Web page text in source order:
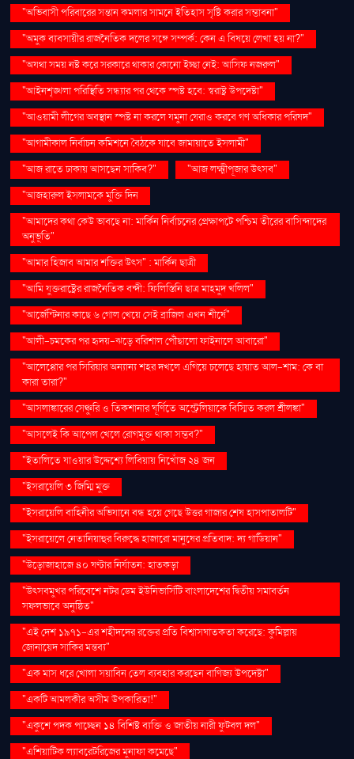
"অভিবাসী পরিবারের সন্তান কমলার সামনে ইতিহাস সৃষ্টি করার সম্ভাবনা"
"অমুক ব্যবসায়ীর রাজনৈতিক দলের সঙ্গে সম্পর্ক: কেন এ বিষয়ে লেখা হয় না?"
"অযথা সময় নষ্ট করে সরকারে থাকার কোনো ইচ্ছা নেই: আসিফ নজরুল"
"আইনশৃঙ্খলা পরিস্থিতি সন্ধ্যার পর থেকে স্পষ্ট হবে: স্বরাষ্ট্র উপদেষ্টা"
"আওয়ামী লীগের অবস্থান স্পষ্ট না করলে যমুনা ঘেরাও করবে গণ অধিকার পরিষদ"
"আগামীকাল নির্বাচন কমিশনে বৈঠকে যাবে জামায়াতে ইসলামী"
"আজ রাতে ঢাকায় আসছেন সাকিব?"
"আজ লক্ষ্মীপূজার উৎসব"
"আজহারুল ইসলামকে মুক্তি দিন
"আমাদের কথা কেউ ভাবছে না: মার্কিন নির্বাচনের প্রেক্ষাপটে পশ্চিম তীরের বাসিন্দাদের
অনুভূতি"
"আমার হিজাব আমার শক্তির উৎস" : মার্কিন ছাত্রী
"আমি যুক্তরাষ্ট্রের রাজনৈতিক বন্দী: ফিলিস্তিনি ছাত্র মাহমুদ খলিল"
"আর্জেন্টিনার কাছে ৬ গোল খেয়ে সেই ব্রাজিল এখন শীর্ষে"
"আলী-চমকের পর হৃদয়-ঝড়ে বরিশাল পৌঁছালো ফাইনালে আবারো"
"আলেপ্পোর পর সিরিয়ার অন্যান্য শহর দখলে এগিয়ে চলেছে হায়াত আল-শাম: কে বা
কারা তারা?"
"আসলাঙ্কারের সেঞ্চুরি ও তিকশানার ঘূর্ণিতে অস্ট্রেলিয়াকে বিস্মিত করল শ্রীলঙ্কা"
"আসলেই কি আপেল খেলে রোগমুক্ত থাকা সম্ভব?"
"ইতালিতে যাওয়ার উদ্দেশ্যে লিবিয়ায় নিখোঁজ ২৪ জন
"ইসরায়েলি ৩ জিম্মি মুক্ত
"ইসরায়েলি বাহিনীর অভিযানে বন্ধ হয়ে গেছে উত্তর গাজার শেষ হাসপাতালটি"
"ইসরায়েলে নেতানিয়াহুর বিরুদ্ধে হাজারো মানুষের প্রতিবাদ: দ্য গার্ডিয়ান"
"উড়োজাহাজে ৪০ ঘণ্টার নির্যাতন: হাতকড়া
"উৎসবমুখর পরিবেশে নটর ডেম ইউনিভার্সিটি বাংলাদেশের দ্বিতীয় সমাবর্তন
সফলভাবে অনুষ্ঠিত"
"এই দেশ ১৯৭১-এর শহীদদের রক্তের প্রতি বিশ্বাসঘাতকতা করেছে: কুমিল্লায়
জোনায়েদ সাকির মন্তব্য"
"এক মাস ধরে খোলা সয়াবিন তেল ব্যবহার করছেন বাণিজ্য উপদেষ্টা"
"একটি আমলকীর অসীম উপকারিতা!"
"একুশে পদক পাচ্ছেন ১৪ বিশিষ্ট ব্যক্তি ও জাতীয় নারী ফুটবল দল"
"এশিয়াটিক ল্যাবরেটরিজের মুনাফা কমেছে"